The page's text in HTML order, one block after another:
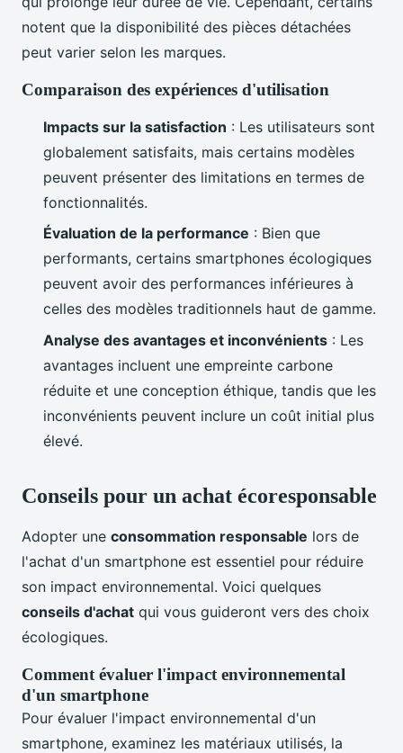
notent que la disponibilité des pièces détachées
peut varier selon les marques.
Comparaison des expériences d'utilisation
Impacts sur la satisfaction : Les utilisateurs sont
globalement satisfaits, mais certains modèles
peuvent présenter des limitations en termes de
fonctionnalités.
Évaluation de la performance : Bien que
performants, certains smartphones écologiques
peuvent avoir des performances inférieures à
celles des modèles traditionnels haut de gamme.
Analyse des avantages et inconvénients : Les
avantages incluent une empreinte carbone
réduite et une conception éthique, tandis que les
inconvénients peuvent inclure un coût initial plus
élevé.
Conseils pour un achat écoresponsable
Adopter une consommation responsable lors de
l'achat d'un smartphone est essentiel pour réduire
son impact environnemental. Voici quelques
conseils d'achat qui vous guideront vers des choix
écologiques.
Comment évaluer l'impact environnemental
d'un smartphone
Pour évaluer l'impact environnemental d'un
smartphone, examinez les matériaux utilisés, la